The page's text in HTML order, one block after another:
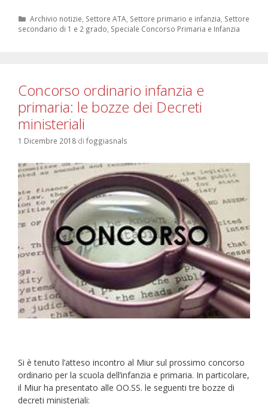
la
partecipazione
Categorie
Archivio notizie, Settore ATA, Settore primario e infanzia, Settore
secondario di 1 e 2 grado, Speciale Concorso Primaria e Infanzia
Concorso ordinario infanzia e
primaria: le bozze dei Decreti
ministeriali
1 Dicembre 2018 di foggiasnals
Si è tenuto l’atteso incontro al Miur sul prossimo concorso
ordinario per la scuola dell’infanzia e primaria. In particolare,
il Miur ha presentato alle OO.SS. le seguenti tre bozze di
decreti ministeriali: